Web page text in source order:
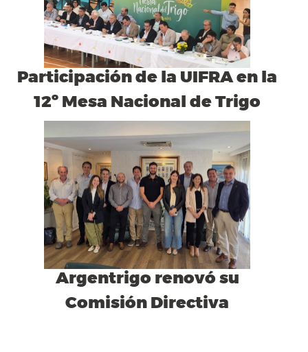
Participación de la UIFRA en la
12º Mesa Nacional de Trigo
Argentrigo renovó su
Comisión Directiva